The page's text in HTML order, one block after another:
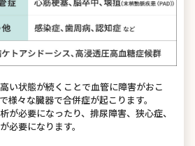
い状態が続くことで血管に障害がおこ
様々な臓器で合併症が起こります。
が必要になったり、排尿障害、狭心症、
必要になります。